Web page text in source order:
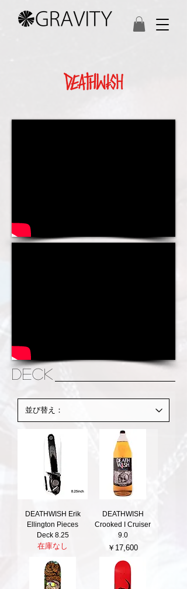
DECK
DEATHWISH Erik
Ellington Pieces
Deck 8.25
在庫なし
DEATHWISH
Crooked I Cruiser
9.0
価格
￥17,600